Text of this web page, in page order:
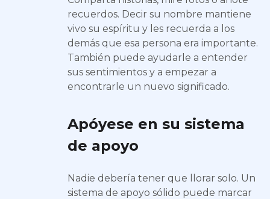
recuerdos. Decir su nombre mantiene
vivo su espíritu y les recuerda a los
demás que esa persona era importante.
También puede ayudarle a entender
sus sentimientos y a empezar a
encontrarle un nuevo significado.
Apóyese en su sistema
de apoyo
Nadie debería tener que llorar solo. Un
sistema de apoyo sólido puede marcar